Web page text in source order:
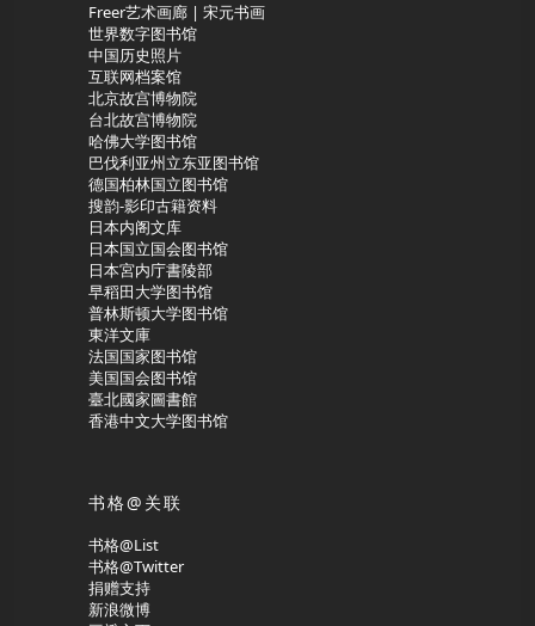
Freer艺术画廊 | 宋元书画
世界数字图书馆
中国历史照片
互联网档案馆
北京故宫博物院
台北故宫博物院
哈佛大学图书馆
巴伐利亚州立东亚图书馆
德国柏林国立图书馆
搜韵-影印古籍资料
日本内阁文库
日本国立国会图书馆
日本宮内庁書陵部
早稻田大学图书馆
普林斯顿大学图书馆
東洋文庫
法国国家图书馆
美国国会图书馆
臺北國家圖書館
香港中文大学图书馆
书格@关联
书格@List
书格@Twitter
捐赠支持
新浪微博